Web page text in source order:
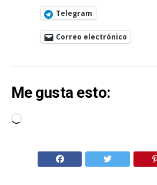
Telegram
Correo electrónico
Me gusta esto:
Cargando...